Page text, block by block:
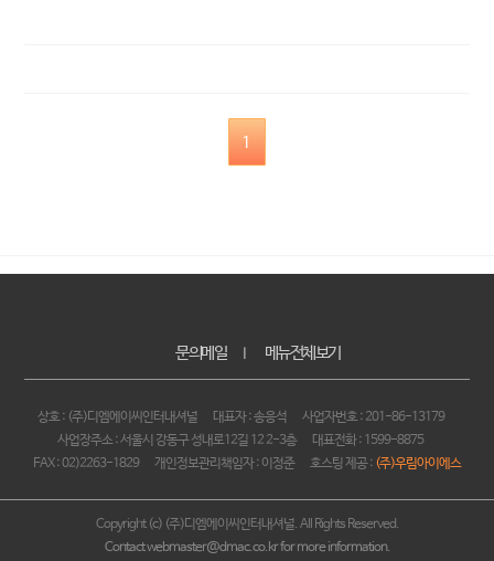
1
문의메일 메뉴전체보기
상호 : (주)디엠에이씨인터내셔널 대표자 : 송응석
사업자번호 : 201-86-13179
사업장주소 : 서울시 강동구 성내로12길 12 2-3층
대표전화 : 1599-8875
FAX : 02)2263-1829
개인정보관리책임자 : 이정준 호스팅 제공 : (주)우림아이에스
Copyright (c) (주)디엠에이씨인터내셔널. All Rights Reserved.
Contact webmaster@dmac.co.kr for more information.